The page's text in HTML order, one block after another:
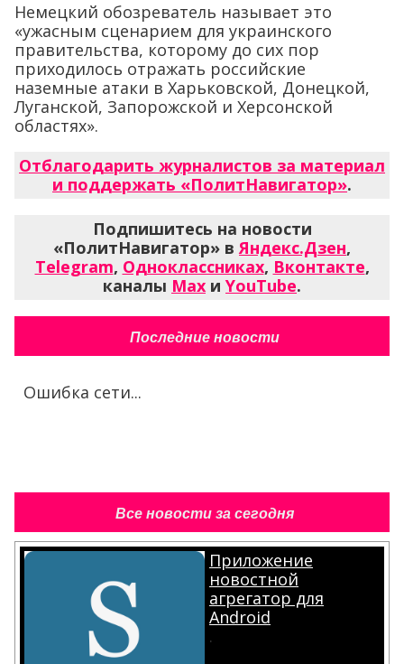
Немецкий обозреватель называет это
«ужасным сценарием для украинского
правительства, которому до сих пор
приходилось отражать российские
наземные атаки в Харьковской, Донецкой,
Луганской, Запорожской и Херсонской
областях».
Отблагодарить журналистов за материал
и поддержать «ПолитНавигатор».
Подпишитесь на новости
«ПолитНавигатор» вЯндекс.Дзен,
Telegram, Одноклассниках, Вконтакте,
каналы Max и YouTube.
Последние новости
Ошибка сети...
Все новости за сегодня
Приложение
новостной
агрегатор для
Android
.